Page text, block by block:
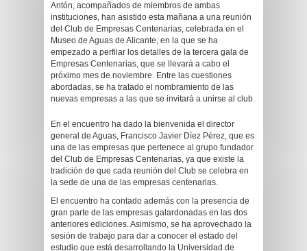
Antón, acompañados de miembros de ambas
instituciones, han asistido esta mañana a una reunión
del Club de Empresas Centenarias, celebrada en el
Museo de Aguas de Alicante, en la que se ha
empezado a perfilar los detalles de la tercera gala de
Empresas Centenarias, que se llevará a cabo el
próximo mes de noviembre. Entre las cuestiones
abordadas, se ha tratado el nombramiento de las
nuevas empresas a las que se invitará a unirse al club.
En el encuentro ha dado la bienvenida el director
general de Aguas, Francisco Javier Díez Pérez, que es
una de las empresas que pertenece al grupo fundador
del Club de Empresas Centenarias, ya que existe la
tradición de que cada reunión del Club se celebra en
la sede de una de las empresas centenarias.
El encuentro ha contado además con la presencia de
gran parte de las empresas galardonadas en las dos
anteriores ediciones. Asimismo, se ha aprovechado la
sesión de trabajo para dar a conocer el estado del
estudio que está desarrollando la Universidad de